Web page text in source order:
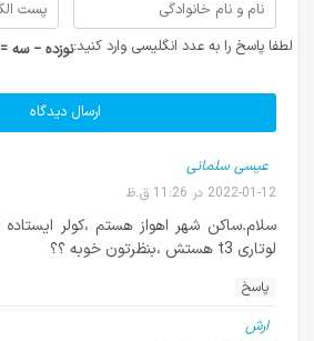
لطفا پاسخ را به عدد انگلیسی وارد کنید:نوزده − سه =
عیسی سلمانی
2022-01-12 در 11:26 ق.ظ
لوتاری t3 هستش ،بنظرتون خوبه ؟؟
پاسخ
ارش